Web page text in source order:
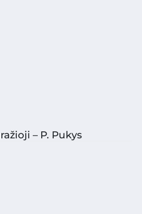
– P. Pukys